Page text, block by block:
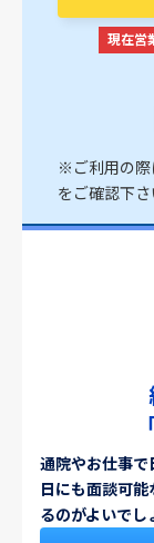
現在営
※ご利用の際
をご確認下さ
通院やお仕事
日にも面談可
るのがよいでし